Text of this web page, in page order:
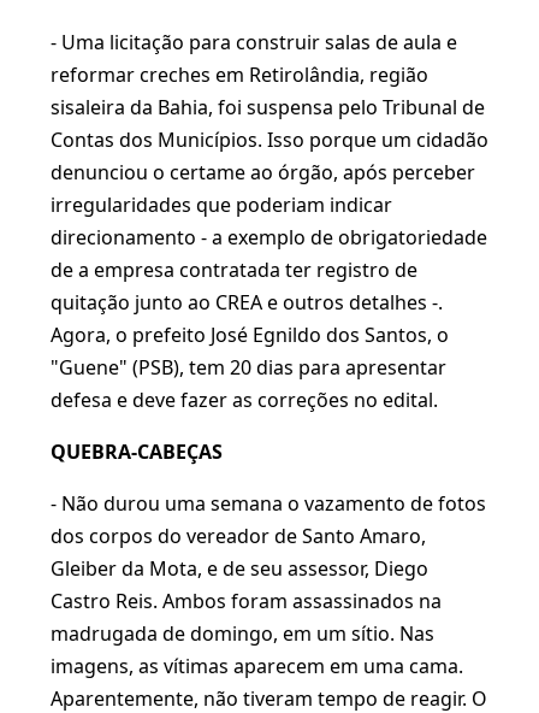
- Uma licitação para construir salas de aula e
reformar creches em Retirolândia, região
sisaleira da Bahia, foi suspensa pelo Tribunal de
Contas dos Municípios. Isso porque um cidadão
denunciou o certame ao órgão, após perceber
irregularidades que poderiam indicar
direcionamento - a exemplo de obrigatoriedade
de a empresa contratada ter registro de
quitação junto ao CREA e outros detalhes -.
Agora, o prefeito José Egnildo dos Santos, o
"Guene" (PSB), tem 20 dias para apresentar
defesa e deve fazer as correções no edital.
QUEBRA-CABEÇAS
- Não durou uma semana o vazamento de fotos
dos corpos do vereador de Santo Amaro,
Gleiber da Mota, e de seu assessor, Diego
Castro Reis. Ambos foram assassinados na
madrugada de domingo, em um sítio. Nas
imagens, as vítimas aparecem em uma cama.
Aparentemente, não tiveram tempo de reagir. O